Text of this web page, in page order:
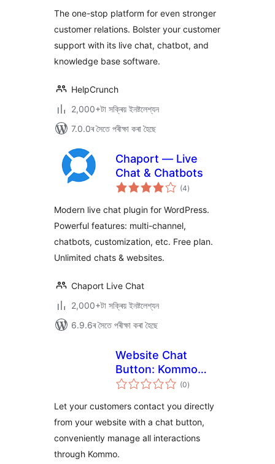
Service
The one-stop platform for even stronger
customer relations. Bolster your customer
support with its live chat, chatbot, and
knowledge base software.
HelpCrunch
2,000+টা সক্ৰিয় ইনষ্টলেশ্যন
7.0.0ৰ সৈতে পৰীক্ষা কৰা হৈছে
Chaport — Live
Chat & Chatbots
(4টা
মুঠ)
Modern live chat plugin for WordPress.
Powerful features: multi-channel,
chatbots, customization, etc. Free plan.
Unlimited chats & websites.
Chaport Live Chat
2,000+টা সক্ৰিয় ইনষ্টলেশ্যন
6.9.6ৰ সৈতে পৰীক্ষা কৰা হৈছে
Website Chat
Button: Kommo
integration
(0টা
মুঠ)
Let your customers contact you directly
from your website with a chat button,
conveniently manage all interactions
through Kommo.